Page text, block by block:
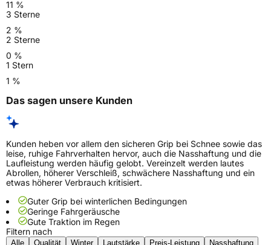
11 %
3 Sterne
2 %
2 Sterne
0 %
1 Stern
1 %
Das sagen unsere Kunden
Kunden heben vor allem den sicheren Grip bei Schnee sowie das
leise, ruhige Fahrverhalten hervor, auch die Nasshaftung und die
Laufleistung werden häufig gelobt. Vereinzelt werden lautes
Abrollen, höherer Verschleiß, schwächere Nasshaftung und ein
etwas höherer Verbrauch kritisiert.
Guter Grip bei winterlichen Bedingungen
Geringe Fahrgeräusche
Gute Traktion im Regen
Filtern nach
Alle Qualität Winter Lautstärke Preis-Leistung
Nasshaftung